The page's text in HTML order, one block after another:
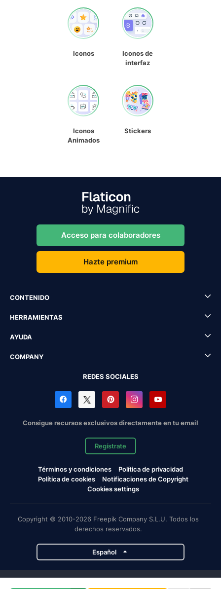
Iconos
Iconos de
interfaz
Iconos
Animados
Stickers
Acceso para colaboradores
Hazte premium
CONTENIDO
HERRAMIENTAS
AYUDA
COMPANY
REDES SOCIALES
Consigue recursos exclusivos directamente en tu email
Regístrate
Términos y condiciones
Política de privacidad
Política de cookies
Notificaciones de Copyright
Cookies settings
Copyright © 2010-2026 Freepik Company S.L.U. Todos los
derechos reservados.
Español